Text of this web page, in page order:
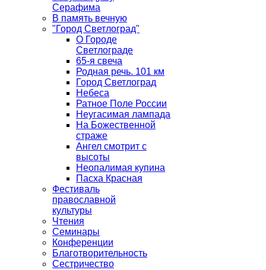
Серафима
В память вечную
"Город Светлоград"
О Городе
Светлограде
65-я свеча
Родная речь. 101 км
Город Светлоград
Небеса
Ратное Поле России
Неугасимая лампада
На Божественной
страже
Ангел смотрит с
высоты
Неопалимая купина
Пасха Красная
Фестиваль
православной
культуры
Чтения
Семинары
Конференции
Благотворительность
Сестричество